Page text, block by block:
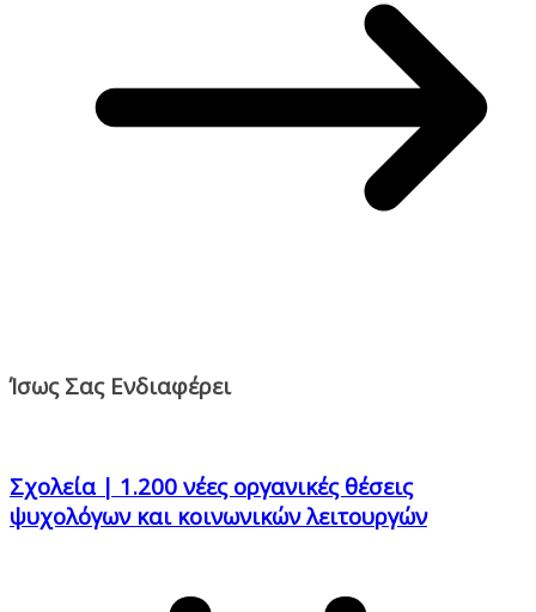
Ίσως Σας Ενδιαφέρει
Σχολεία | 1.200 νέες οργανικές θέσεις
ψυχολόγων και κοινωνικών λειτουργών